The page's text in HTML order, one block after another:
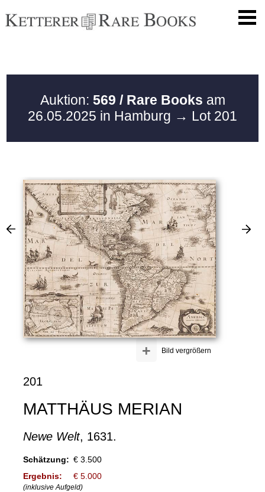
Auktion: 569 / Rare Books am
26.05.2025 in Hamburg → Lot 201
Bild vergrößern
+
201
MATTHÄUS MERIAN
Newe Welt, 1631.
Schätzung: € 3.500
Ergebnis:
€ 5.000
(inklusive Aufgeld)